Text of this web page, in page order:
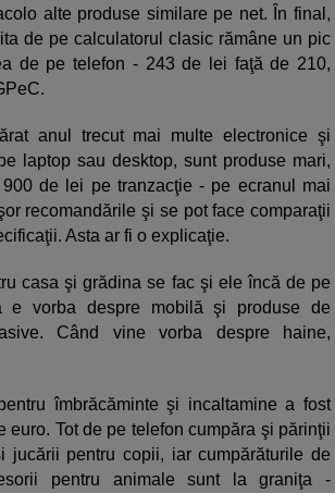
alte produse similare pe net. În final,
de pe calculatorul clasic rămâne un pic
de pe telefon - 243 de lei faţă de 210,
anul trecut mai multe electronice şi
laptop sau desktop, sunt produse mari,
de lei pe tranzacţie - pe ecranul mai
recomandările şi se pot face comparaţii
Asta ar fi o explicaţie.
casa şi grădina se fac şi ele încă de pe
e vorba despre mobilă şi produse de
Când vine vorba despre haine,
îmbrăcăminte şi incaltamine a fost
euro. Tot de pe telefon cumpăra şi părinţii
jucării pentru copii, iar cumpărăturile de
pentru animale sunt la graniţa -